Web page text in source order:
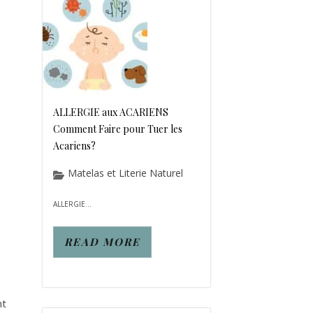
ALLERGIE aux ACARIENS
Comment Faire pour Tuer les
Acariens?
Matelas et Literie Naturel
ALLERGIE...
READ MORE